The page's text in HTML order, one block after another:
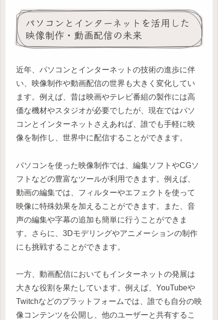
パソコンとインターネットを活用した
映像制作・動画配信の未来
近年、パソコンとインターネットの技術の進歩に伴
い、映像制作や動画配信の世界も大きく変化してい
ます。例えば、昔は映画やテレビ番組の製作には高
価な機材やスタジオが必要でしたが、現在ではパソ
コンとインターネットさえあれば、誰でも手軽に映
像を制作し、世界中に配信することができます。
パソコンを使った映像制作では、編集ソフトやCGソ
フトなどの豊富なツールが利用できます。例えば、
動画の編集では、フィルターやエフェクトを使って
映像に特殊効果を加えることができます。また、音
声の編集や字幕の追加も簡単に行うことができま
す。さらに、3Dモデリングやアニメーションの制作
にも挑戦することができます。
一方、動画配信においてもインターネットの発展は
大きな役割を果たしています。例えば、YouTubeや
Twitchなどのプラットフォームでは、誰でも自分の映
像コンテンツを公開し、他のユーザーと共有するこ